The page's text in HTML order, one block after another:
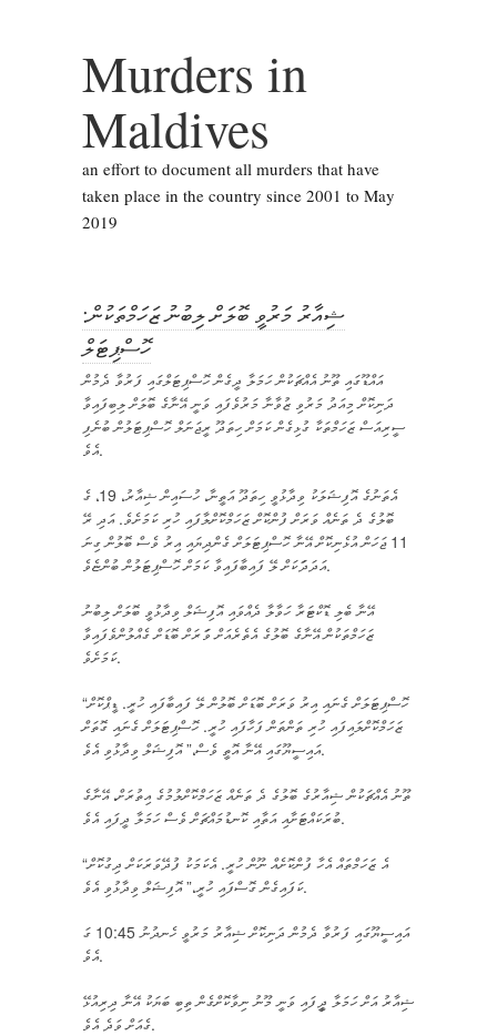
Murders in
Maldives
an effort to document all murders that have
taken place in the country since 2001 to May
2019
ޝިއާރު މަރުވީ ބޮލަށް ލިބުނު ޒަހަމްތަކުން:
ހޮސްޕިޓަލް
އައްޑޫގައި ތޫނު އެއްޗަކުން ހަމަލާ ދީގެން ހޮސްޕިޓަލްގައި ފަރުވާ ދެމުން
ދަނިކޮށް މިއަދު މަރުވި ޒުވާނާ މަރުވެފައި ވަނީ އޭނާގެ ބޮލަށް ލިބިފައިވާ
ސީރިއަސް ޒަހަމްތަކާ ގުޅިގެން ކަމަށް ހިތަދޫ ރީޖަނަލް ހޮސްޕިޓަލުން ބުނެފި
އެވެ.
އެތަނުގެ އޮފިޝަލަކު ވިދާޅުވީ ހިތަދޫ އަތީނާ، ހުސައިން ޝިއާރު، 19، ގެ
ބޮލުގެ ދެ ތަނެއް ވަރަށް ފުންކޮށް ޒަހަމްކޮށްލާފައި ހުރި ކަމަށެވެ. އަދި ރޭ
11 ޖަހަން އުޅެނިކޮށް އޭނާ ހޮސްޕިޓަލަށް ގެންދިޔައި އިރު ވެސް ބޮލުން ގިނަ
އަދަދަަކަށް ލޭ ފައިބާފައިވާ ކަމަށް ހޮސްޕިޓަލުން ބުންޏެވެ.
އޭނާ ބެލި ޑޮކްޓަރާ ހަވާލާ ދެއްވައި އޮފިޝަލް ވިދާޅުވީ ބޮލަށް ލިބުނު
ޒަހަމްތަކުން އޭނާގެ ބޮލުގެ އެތެރެއަށް ވަަރަށް ބޮޑަށް ގެއްލުންވެފައިވާ
ކަމަށެވެ.
“ހޮސްޕިޓަލަށް ގެނައި އިރު ވަރަށް ބޮޑަށް ބޮލުން ލޭ ފައިބާފައި ހުރީ. ޑީޕްކޮށް
ޒަހަމްކޮށްލައިފައި ހުރި ތަންތަން ފަހާފައި ހުރީ. ހޮސްޕިޓަލަށް ގެނައި ގޮތަށް
އައިސީޔޫގައި އޭނާ އޮތީ ވެސް،” އޮފިޝަލް ވިދާޅުވި އެވެ.
ތޫނު އެއްޗަކުން ޝިއާރުގެ ބޮލުގެ ދެ ތަނެއް ޒަހަމްކޮށްލުމުގެ އިތުރަށް، އޭނާގެ
ބުރަކައްޓަށާއި އަތާއި ކޮނޑުމައްޗަށް ވެސް ހަމަލާ ދީފައި އެވެ.
“އެ ޒަހަމްތައް އެހާ ފުންކޮށެއް ނޫން ހުރީ. އެކަމަކު ފުދޭވަރަކަށް ދިގުކޮށް
ކަފައިގެން ގޮސްފައި ހުރީ،” އޮފިޝަލް ވިދާޅުވި އެވެ.
އައިސީޔޫގައި ފަރުވާ ދެމުން ދަނިކޮށް ޝިއާރު މަރުވީ ހެނދުނު 10:45 ގަ
އެވެ.
ޝިއާރު އަށް ހަމަލާ ދީީފައި ވަނީ މޫނު ނިވާކޮށްގެން ތިބި ބަޔަކު އޭނާ ދިރިއުޅޭ
ގެއަށް ވަދެ އެވެ.